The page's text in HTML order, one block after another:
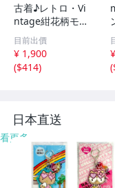
古着♪レトロ・Vi
ntage紺花柄モッ
ズワンピ♪70s60s
70年代60年代ヴ
ィンテージ日本製
Japan昭和ロマン
り
目前出價
¥ 1,900
($414)
(
日本直送
看更多